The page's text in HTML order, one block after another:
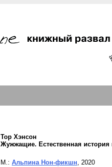
Тор Хэнсон
Жужжащие. Естественная история
М.: Альпина Нон-фикшн , 2020